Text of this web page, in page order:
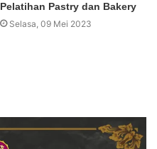
Pelatihan Pastry dan Bakery
Selasa, 09 Mei 2023